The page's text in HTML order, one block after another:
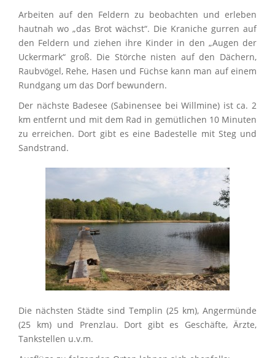
Arbeiten auf den Feldern zu beobachten und erleben
hautnah wo „das Brot wächst“. Die Kraniche gurren auf
den Feldern und ziehen ihre Kinder in den „Augen der
Uckermark“ groß. Die Störche nisten auf den Dächern,
Raubvögel, Rehe, Hasen und Füchse kann man auf einem
Rundgang um das Dorf bewundern.
Der nächste Badesee (Sabinensee bei Willmine) ist ca. 2
km entfernt und mit dem Rad in gemütlichen 10 Minuten
zu erreichen. Dort gibt es eine Badestelle mit Steg und
Sandstrand.
Die nächsten Städte sind Templin (25 km), Angermünde
(25 km) und Prenzlau. Dort gibt es Geschäfte, Ärzte,
Tankstellen u.v.m.